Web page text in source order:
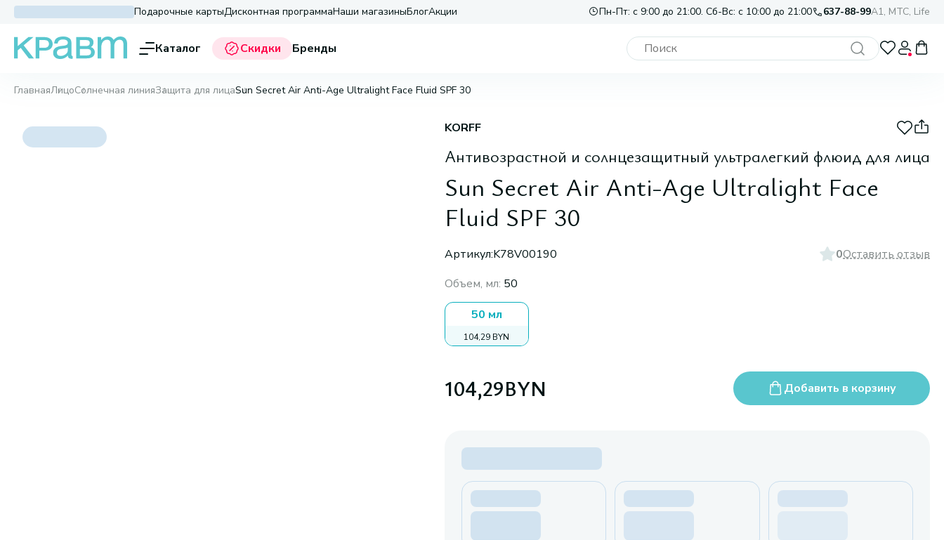
Подарочные картыДисконтная программаНаши магазиныБлогАкции Пн-Пт: с 9:00 до 21:00. Сб-Вс: с 10:00 до 21:00 637-88-99A1, МТС, Life
Каталог Скидки Бренды
ГлавнаяЛицоСолнечная линияЗащита для лицаSun Secret Air Anti-Age Ultralight Face Fluid SPF 30
KORFF
Антивозрастной и солнцезащитный ультралегкий флюид для лица
Sun Secret Air Anti-Age Ultralight Face
Fluid SPF 30
Артикул:K78V00190 0Оставить отзыв
Объем, мл: 50
50 мл
104,29 BYN
104,29BYN Добавить в корзину